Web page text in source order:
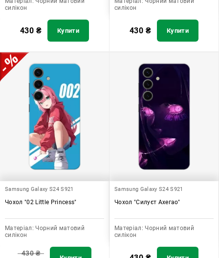
силікон
430 ₴ Купити
силікон
430 ₴ Купити
Samsung Galaxy S24 S921
Чохол "02 Little Princess"
Матеріал: Чорний матовий
силікон
430₴
Samsung Galaxy S24 S921
Чохол "Силуєт Ахегао"
Матеріал: Чорний матовий
силікон